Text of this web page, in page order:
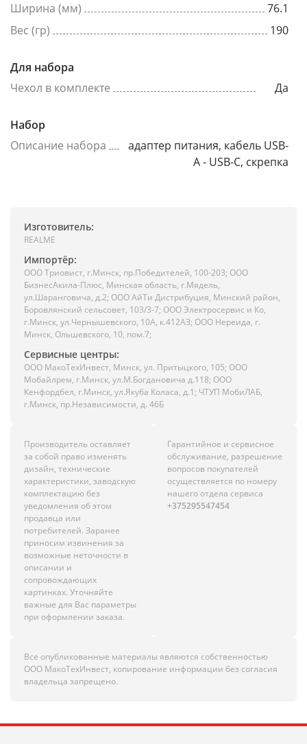
Ширина (мм)
76.1
Вес (гр)
190
Для набора
Чехол в комплекте
Да
Набор
Описание набора
адаптер питания, кабель USB-
A - USB-C, скрепка
Изготовитель:
REALME
Импортёр:
ООО Триовист, г.Минск, пр.Победителей, 100-203; ООО
БизнесАкила-Плюс, Минская область, г.Мядель,
ул.Шаранговича, д.2; ООО АйТи Дистрибуция, Минский район,
Боровлянский сельсовет, 103/3-7; ООО Электросервис и Ко,
г.Минск, ул.Чернышевского, 10А, к.412АЗ; ООО Нереида, г.
Минск, Ольшевского, 10, пом.7;
Сервисные центры:
ООО МакоТехИнвест, Минск, ул. Притыцкого, 105; ООО
Мобайлрем, г.Минск, ул.М.Богдановича д.118; ООО
Кенфордбел, г.Минск, ул.Якуба Коласа, д.1; ЧТУП МобиЛАБ,
г.Минск, пр.Независимости, д. 46Б
Производитель оставляет
за собой право изменять
дизайн, технические
характеристики, заводскую
комплектацию без
уведомления об этом
продавца или
потребителей. Заранее
приносим извинения за
возможные неточности в
описании и
сопровождающих
картинках. Уточняйте
важные для Вас параметры
при оформлении заказа.
Гарантийное и сервисное
обслуживание, разрешение
вопросов покупателей
осуществляется по номеру
нашего отдела сервиса
+375295547454
Все опубликованные материалы являются собственностью
ООО МакоТехИнвест, копирование информации без согласия
владельца запрещено.